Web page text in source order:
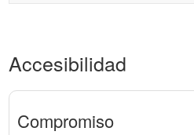
Accesibilidad
Compromiso